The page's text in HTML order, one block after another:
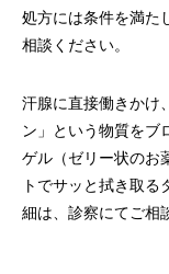
処方には条件を満た
相談ください。
汗腺に直接働きかけ
ン」という物質をブ
ゲル（ゼリー状のお
トでサッと拭き取
細は、診察にてご相